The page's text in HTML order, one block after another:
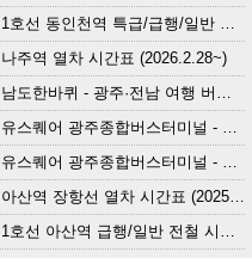
1호선 동인천역 특급/급행/일반 전철 시간표 (2026.2.28~)
나주역 열차 시간표 (2026.2.28~)
남도한바퀴 - 광주·전남 여행 버스 노선 (2026.3.1~5.31)
유스퀘어 광주종합버스터미널 - 곡성,순천／화순,보성,율포 방면 시외버스 시간표 (2026.1.31)
유스퀘어 광주종합버스터미널 - 담양, 순창, 남원, 무주, 장수, 거창, 대구 방면 시외버스 시간표 (2026...
아산역 장항선 열차 시간표 (2025.12.30 기준) (무궁화호, ITX-마음, 새마을호, 서해금빛열차)
1호선 아산역 급행/일반 전철 시간표 (2025.12.30~)